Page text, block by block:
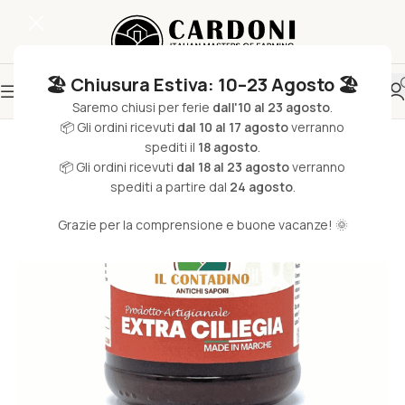
🏖️ Chiusura Estiva: 10–23 Agosto 🏖️
Saremo chiusi per ferie dall'10 al 23 agosto.
📦 Gli ordini ricevuti dal 10 al 17 agostoverranno
spediti il 18 agosto.
📦 Gli ordini ricevuti dal 18 al 23 agostoverranno
spediti a partire dal 24 agosto.
Grazie per la comprensione e buone vacanze! 🌞